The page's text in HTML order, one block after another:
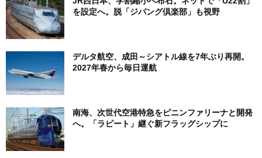
を設定へ。脱「ジパング倶楽部」も視野
デルタ航空、成田～シアトル線を7年ぶり再開。
2027年春から毎日運航
南海、次世代空港特急をピニンファリーナと開発
へ。「ラピート」継ぐ新フラッグシップに